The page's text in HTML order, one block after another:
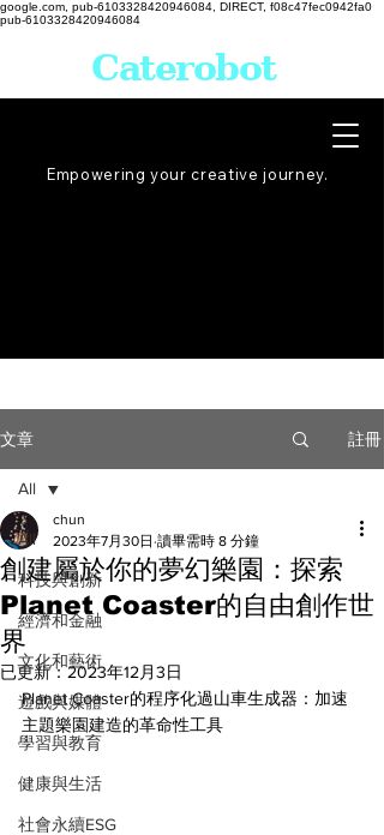
google.com, pub-6103328420946084, DIRECT, f08c47fec0942fa0
pub-6103328420946084
Empowering your creative journey.
Caterobot
文章 註冊
All
科技與創新
經濟和金融
文化和藝術
遊戲與媒體
學習與教育
健康與生活
社會永續ESG
All
創建屬於你的夢幻樂園：探索
Planet Coaster的自由創作世
界
chun
2023年7月30日 讀畢需時 8 分鐘
已更新：2023年12月3日
Planet Coaster的程序化過山車生成器：加速
主題樂園建造的革命性工具